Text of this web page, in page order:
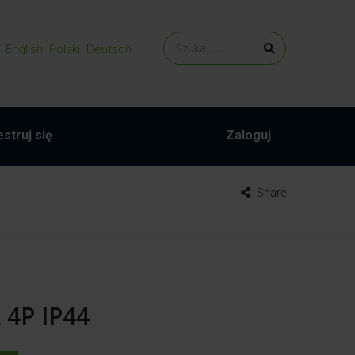
English Polski Deutsch
się Zaloguj
Share
IP44